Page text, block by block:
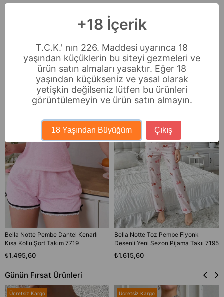
Benzer Ürünler
Bella Notte Pembe Dantel Kenarlı
Kısa Kollu Şort Takım 7719
₺1.495,60
Bella Notte Toz Pembe Fiyonk
Desenli Yeni Sezon Pijama Takıı 7195
₺1.615,60
Günün Fırsat Ürünleri
Ücretsiz Kargo Ücretsiz Kargo
+18 İçerik
T.C.K.' nın 226. Maddesi uyarınca 18
yaşından küçüklerin bu siteyi gezmeleri ve
ürün satın almaları yasaktır. Eğer 18
yaşından küçükseniz ve yasal olarak
yetişkin değilseniz lütfen bu ürünleri
görüntülemeyin ve ürün satın almayın.
18 Yaşından Büyüğüm Çıkış